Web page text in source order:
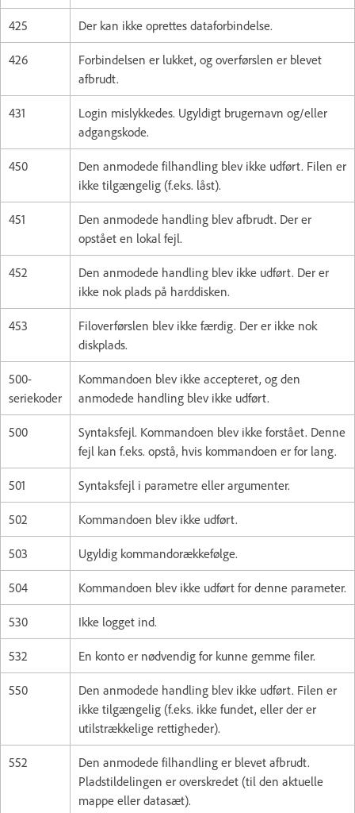
425 Der kan ikke oprettes dataforbindelse.
426
Forbindelsen er lukket, og overførslen er blevet
afbrudt.
431
Login mislykkedes. Ugyldigt brugernavn og/eller
adgangskode.
450
Den anmodede filhandling blev ikke udført. Filen er
ikke tilgængelig (f.eks. låst).
451
Den anmodede handling blev afbrudt. Der er
opstået en lokal fejl.
452
Den anmodede handling blev ikke udført. Der er
ikke nok plads på harddisken.
453
Filoverførslen blev ikke færdig. Der er ikke nok
diskplads.
500-
seriekoder
Kommandoen blev ikke accepteret, og den
anmodede handling blev ikke udført.
500
Syntaksfejl. Kommandoen blev ikke forstået. Denne
fejl kan f.eks. opstå, hvis kommandoen er for lang.
501 Syntaksfejl i parametre eller argumenter.
502 Kommandoen blev ikke udført.
503 Ugyldig kommandorækkefølge.
504 Kommandoen blev ikke udført for denne parameter.
530 Ikke logget ind.
532 En konto er nødvendig for kunne gemme filer.
550
Den anmodede handling blev ikke udført. Filen er
ikke tilgængelig (f.eks. ikke fundet, eller der er
utilstrækkelige rettigheder).
552
Den anmodede filhandling er blevet afbrudt.
Pladstildelingen er overskredet (til den aktuelle
mappe eller datasæt).